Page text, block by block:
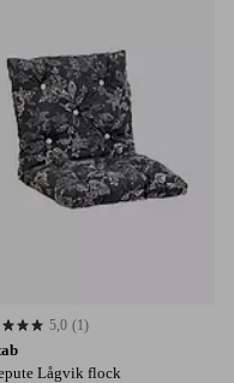
Lågvik flock
på 1 karaktergivninger
5,0 (1)